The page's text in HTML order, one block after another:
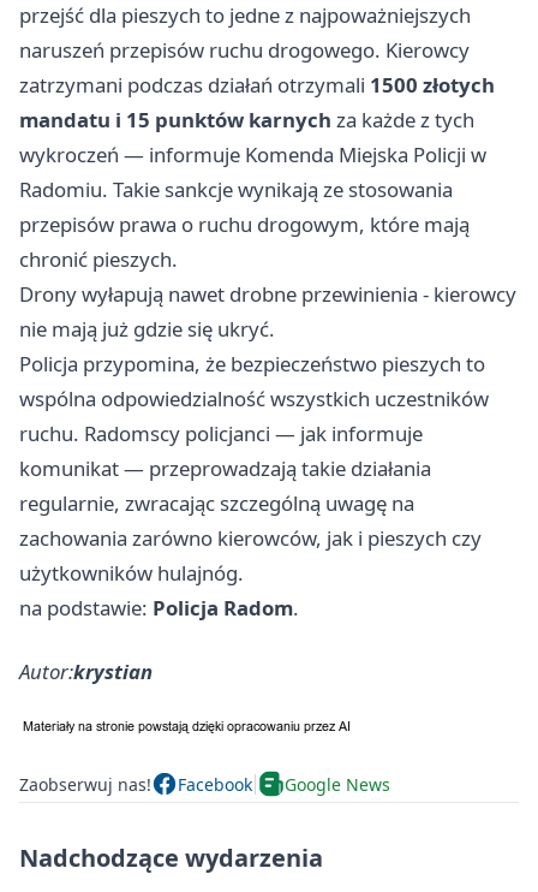
przejść dla pieszych to jedne z najpoważniejszych
naruszeń przepisów ruchu drogowego. Kierowcy
zatrzymani podczas działań otrzymali 1500 złotych
mandatu i 15 punktów karnych za każde z tych
wykroczeń — informuje Komenda Miejska Policji w
Radomiu. Takie sankcje wynikają ze stosowania
przepisów prawa o ruchu drogowym, które mają
chronić pieszych.
Drony wyłapują nawet drobne przewinienia - kierowcy
nie mają już gdzie się ukryć.
Policja przypomina, że bezpieczeństwo pieszych to
wspólna odpowiedzialność wszystkich uczestników
ruchu. Radomscy policjanci — jak informuje
komunikat — przeprowadzają takie działania
regularnie, zwracając szczególną uwagę na
zachowania zarówno kierowców, jak i pieszych czy
użytkowników hulajnóg.
na podstawie: Policja Radom.
Autor:krystian
Zaobserwuj nas! Facebook Google News
Nadchodzące wydarzenia